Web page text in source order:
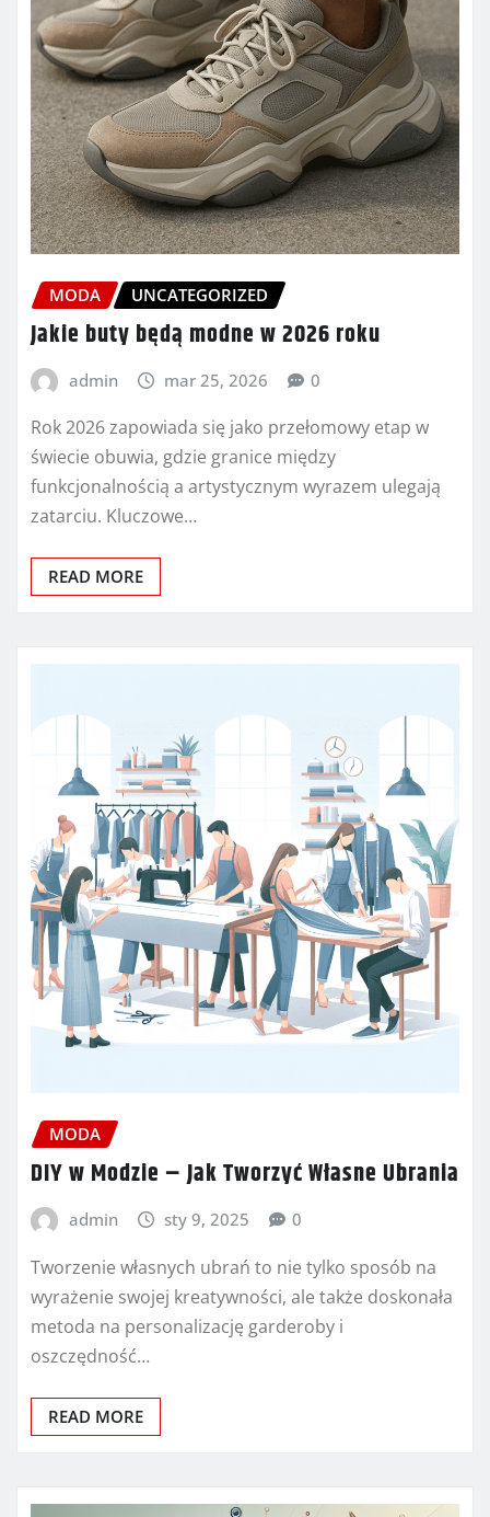
MODA UNCATEGORIZED
Jakie buty będą modne w 2026 roku
admin mar 25, 2026 0
Rok 2026 zapowiada się jako przełomowy etap w
świecie obuwia, gdzie granice między
funkcjonalnością a artystycznym wyrazem ulegają
zatarciu. Kluczowe…
READ MORE
MODA
DIY w Modzie – Jak Tworzyć Własne Ubrania
admin sty 9, 2025 0
Tworzenie własnych ubrań to nie tylko sposób na
wyrażenie swojej kreatywności, ale także doskonała
metoda na personalizację garderoby i
oszczędność…
READ MORE